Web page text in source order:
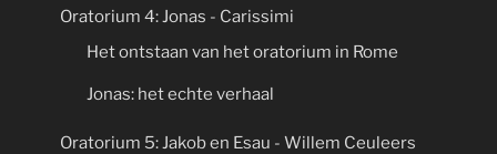
Oratorium 4: Jonas - Carissimi
Het ontstaan van het oratorium in Rome
Jonas: het echte verhaal
Oratorium 5: Jakob en Esau - Willem Ceuleers